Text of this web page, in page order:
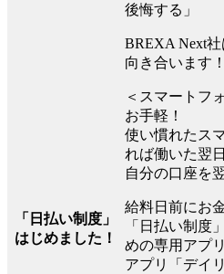
「日払い制度」
はじめました！
後悔する」
BREXA Next
向き合います！
＜スマートフ
お手軽！
使い慣れたス
れば働いた翌
自分の口座を
給料日前にお
「日払い制度
めの専用アプリ
アプリ「デイ